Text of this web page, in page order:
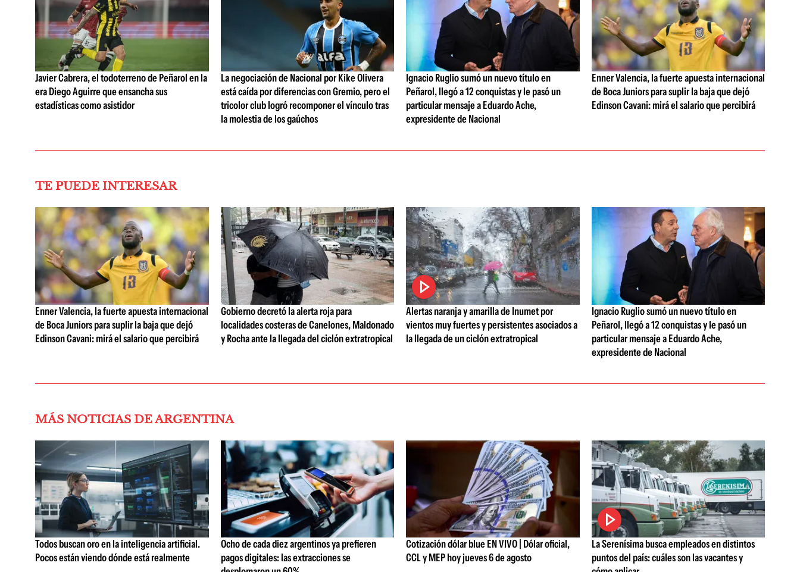
Javier Cabrera, el todoterreno de Peñarol en la
era Diego Aguirre que ensancha sus
estadísticas como asistidor
La negociación de Nacional por Kike Olivera
está caída por diferencias con Gremio, pero el
tricolor club logró recomponer el vínculo tras
la molestia de los gaúchos
Ignacio Ruglio sumó un nuevo título en
Peñarol, llegó a 12 conquistas y le pasó un
particular mensaje a Eduardo Ache,
expresidente de Nacional
Enner Valencia, la fuerte apuesta internacional
de Boca Juniors para suplir la baja que dejó
Edinson Cavani: mirá el salario que percibirá
TE PUEDE INTERESAR
Enner Valencia, la fuerte apuesta internacional
de Boca Juniors para suplir la baja que dejó
Edinson Cavani: mirá el salario que percibirá
Gobierno decretó la alerta roja para
localidades costeras de Canelones, Maldonado
y Rocha ante la llegada del ciclón extratropical
Alertas naranja y amarilla de Inumet por
vientos muy fuertes y persistentes asociados a
la llegada de un ciclón extratropical
Ignacio Ruglio sumó un nuevo título en
Peñarol, llegó a 12 conquistas y le pasó un
particular mensaje a Eduardo Ache,
expresidente de Nacional
MÁS NOTICIAS DE ARGENTINA
Todos buscan oro en la inteligencia artificial.
Pocos están viendo dónde está realmente
Ocho de cada diez argentinos ya prefieren
pagos digitales: las extracciones se
Cotización dólar blue EN VIVO | Dólar oficial,
CCL y MEP hoy jueves 6 de agosto
La Serenísima busca empleados en distintos
puntos del país: cuáles son las vacantes y